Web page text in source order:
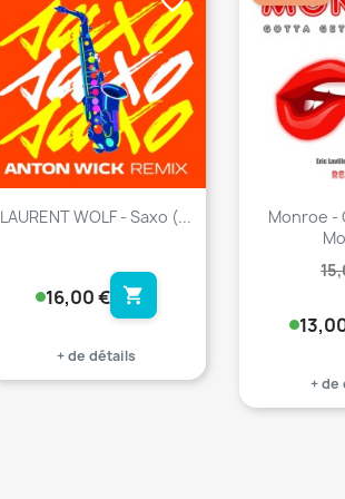
LAURENT WOLF - Saxo (...
16,00 € shopping_cart
+ de détails
Monroe -
+ de